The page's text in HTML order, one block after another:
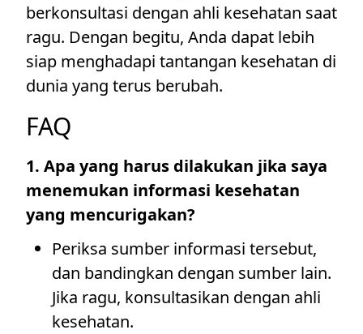
berkonsultasi dengan ahli kesehatan saat
ragu. Dengan begitu, Anda dapat lebih
siap menghadapi tantangan kesehatan di
dunia yang terus berubah.
FAQ
1. Apa yang harus dilakukan jika saya
menemukan informasi kesehatan
yang mencurigakan?
Periksa sumber informasi tersebut,
dan bandingkan dengan sumber lain.
Jika ragu, konsultasikan dengan ahli
kesehatan.